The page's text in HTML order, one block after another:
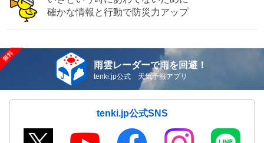
確かな情報と行動で防災力アップ
雨雲レーダーで雨を回避！
tenki.jp公式 天気予報アプリ
tenki.jp公式SNS